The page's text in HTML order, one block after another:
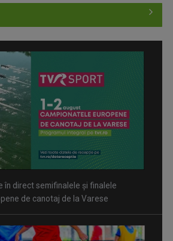
traumatismelor craniene în fotbal